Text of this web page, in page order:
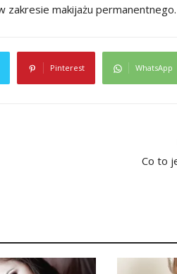
makijażu permanentnego.
Pinterest WhatsApp
Co to